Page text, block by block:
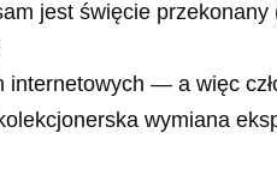
jest święcie
— a więc
wymiana